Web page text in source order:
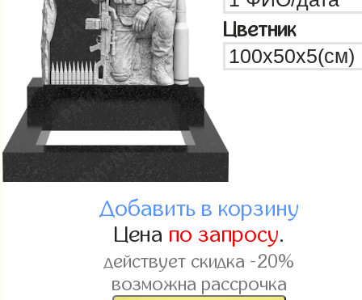
Цветник
Добавить в корзину
Цена по запросу.
действует скидка -20%
возможна рассрочка